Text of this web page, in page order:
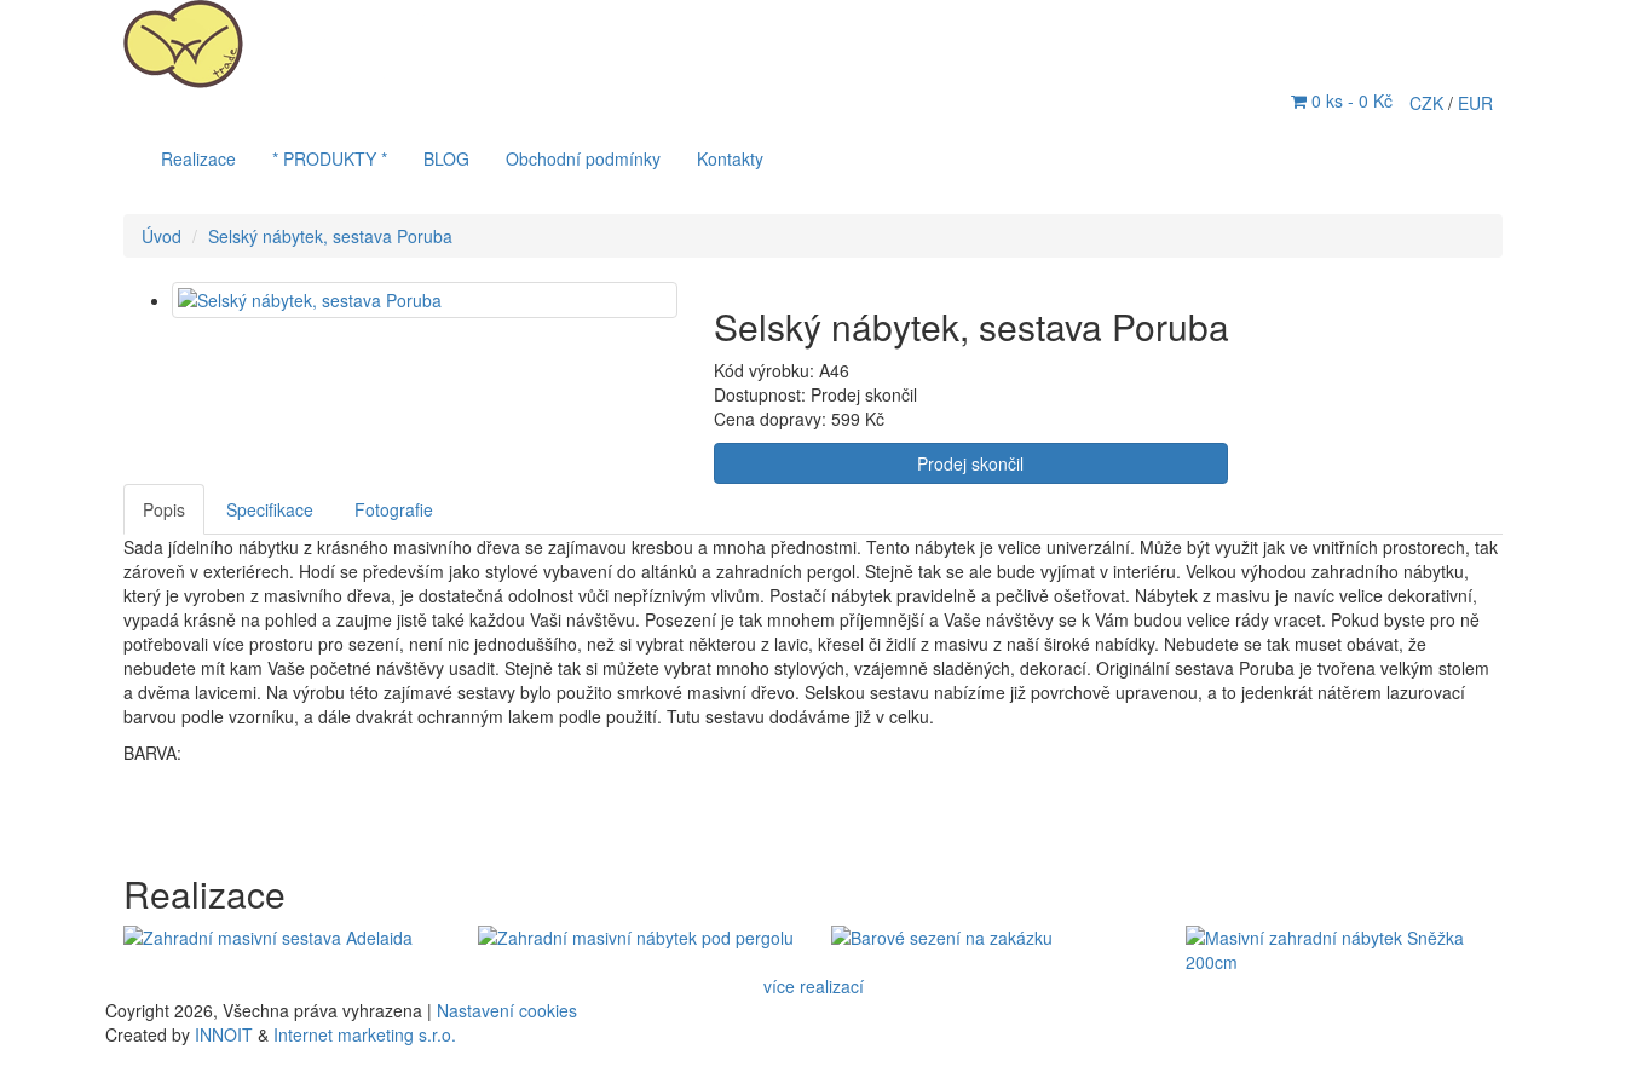
0 ks - 0 Kč CZK / EUR
Realizace * PRODUKTY * BLOG Obchodní podmínky Kontakty
Úvod Selský nábytek, sestava Poruba
Selský nábytek, sestava Poruba
Kód výrobku: A46
Dostupnost: Prodej skončil
Cena dopravy: 599 Kč
Prodej skončil
Popis
Specifikace
Fotografie
Sada jídelního nábytku z krásného masivního dřeva se zajímavou kresbou a mnoha přednostmi. Tento nábytek je velice univerzální. Může být využit jak ve vnitřních prostorech, tak
zároveň v exteriérech. Hodí se především jako stylové vybavení do altánků a zahradních pergol. Stejně tak se ale bude vyjímat v interiéru. Velkou výhodou zahradního nábytku,
který je vyroben z masivního dřeva, je dostatečná odolnost vůči nepříznivým vlivům. Postačí nábytek pravidelně a pečlivě ošetřovat. Nábytek z masivu je navíc velice dekorativní,
vypadá krásně na pohled a zaujme jistě také každou Vaši návštěvu. Posezení je tak mnohem příjemnější a Vaše návštěvy se k Vám budou velice rády vracet. Pokud byste pro ně
potřebovali více prostoru pro sezení, není nic jednoduššího, než si vybrat některou z lavic, křesel či židlí z masivu z naší široké nabídky. Nebudete se tak muset obávat, že
nebudete mít kam Vaše početné návštěvy usadit. Stejně tak si můžete vybrat mnoho stylových, vzájemně sladěných, dekorací. Originální sestava Poruba je tvořena velkým stolem
a dvěma lavicemi. Na výrobu této zajímavé sestavy bylo použito smrkové masivní dřevo. Selskou sestavu nabízíme již povrchově upravenou, a to jedenkrát nátěrem lazurovací
barvou podle vzorníku, a dále dvakrát ochranným lakem podle použití. Tutu sestavu dodáváme již v celku.
BARVA:
Realizace
více realizací
Coyright 2026, Všechna práva vyhrazena | Nastavení cookies
Created by INNOIT & Internet marketing s.r.o.